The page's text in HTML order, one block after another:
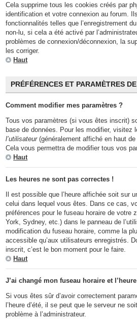
Cela supprime tous les cookies créés par
identification et votre connexion au forum.
fonctionnalités telles que l’enregistrement
non-lu, si cela a été activé par
problèmes de connexion/déconnexion, la
les corriger.
Haut
PRÉFÉRENCES ET PARAMÈTRES
Comment modifier mes paramètres ?
Tous vos paramètres (si vous êtes inscrit)
base de données. Pour les modifier, visitez
l’utilisateur(généralement affiché en haut
Cela vous permettra de modifier tous vos
Haut
Les heures ne sont pas correctes !
Il est possible que l’heure affichée soit sur
celui dans lequel vous êtes. Dans ce cas,
préférences pour le fuseau horaire de votre
York, Sydney, etc.) dans le panneau de
modification du fuseau horaire, comme la
accessible qu’aux utilisateurs enregistrés.
inscrit, c’est le bon moment pour le faire.
Haut
J’ai changé mon fuseau horaire et
Si vous êtes sûr d’avoir correctement
l’heure d’été, il se peut que le serveur ne
problème à l’administrateur.